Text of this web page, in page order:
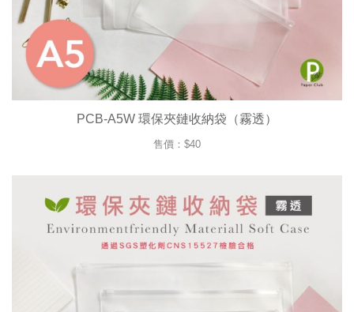
PCB-A5W 環保夾鏈收納袋（霧透）
售價：$40